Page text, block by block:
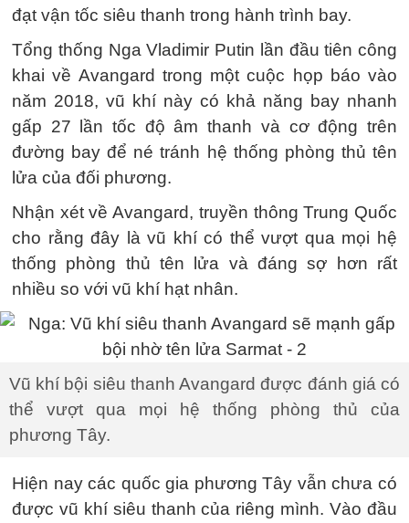
đạt vận tốc siêu thanh trong hành trình bay.
Tổng thống Nga Vladimir Putin lần đầu tiên công
khai về Avangard trong một cuộc họp báo vào
năm 2018, vũ khí này có khả năng bay nhanh
gấp 27 lần tốc độ âm thanh và cơ động trên
đường bay để né tránh hệ thống phòng thủ tên
lửa của đối phương.
Nhận xét về Avangard, truyền thông Trung Quốc
cho rằng đây là vũ khí có thể vượt qua mọi hệ
thống phòng thủ tên lửa và đáng sợ hơn rất
nhiều so với vũ khí hạt nhân.
Vũ khí bội siêu thanh Avangard được đánh giá có
thể vượt qua mọi hệ thống phòng thủ của
phương Tây.
Hiện nay các quốc gia phương Tây vẫn chưa có
được vũ khí siêu thanh của riêng mình. Vào đầu